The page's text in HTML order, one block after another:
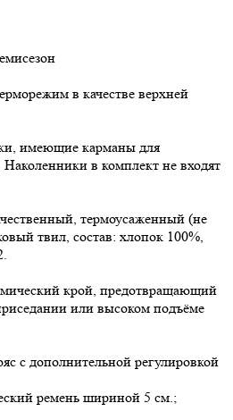
в качестве верхней
имеющие карманы для
в комплект не входят
термоусаженный (не
твил, состав: хлопок 100%,
крой, предотвращающий
или высоком подъёме
дополнительной регулировкой
ремень шириной 5 см.;